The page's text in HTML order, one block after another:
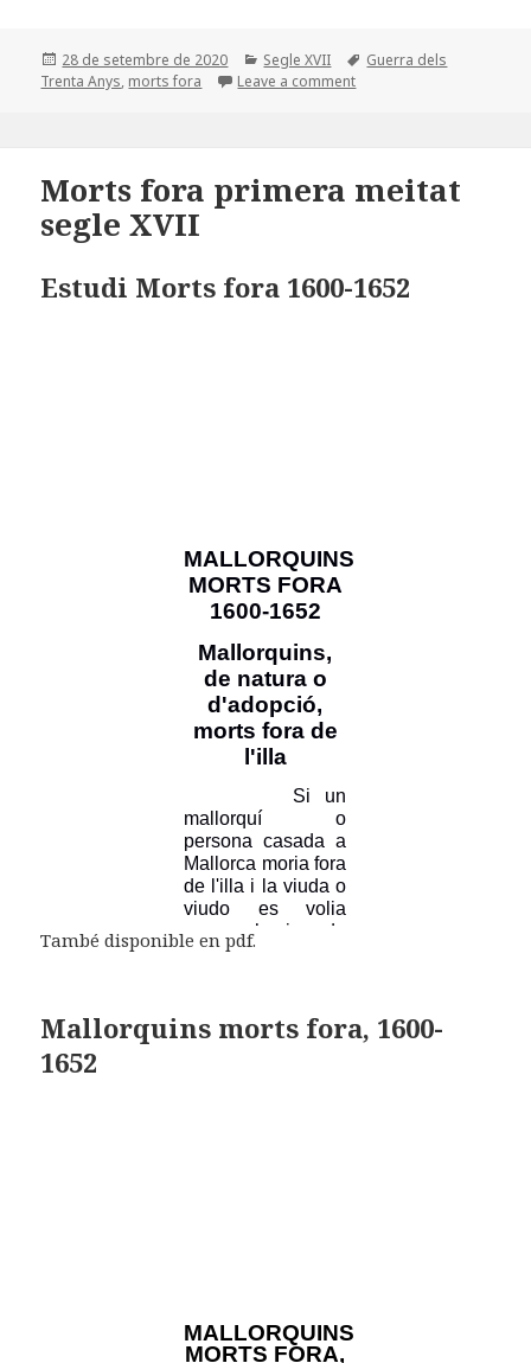
c
e
o
k
it
te
m
p
ei
x
Posted
on
28 de setembre de 2020 Categories
Segle XVII Tags
Guerra dels
Trenta Anys, morts fora Leave a comment
Morts fora primera meitat
segle XVII
Estudi Morts fora 1600-1652
També disponible en pdf.
Mallorquins morts fora, 1600-
1652